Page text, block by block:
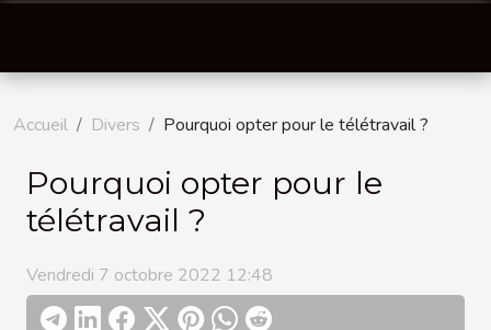
Accueil Divers Pourquoi opter pour le télétravail ?
Pourquoi opter pour le
télétravail ?
Vendredi 7 octobre 2022 12:48